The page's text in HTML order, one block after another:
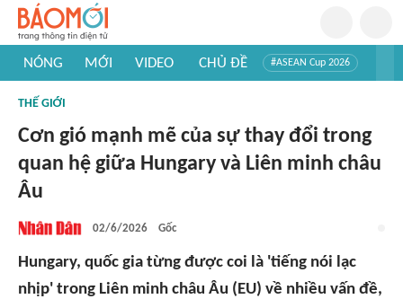
NÓNG MỚI VIDEO CHỦ ĐỀ #ASEAN Cup 2026
#Khám phá thế giới
THẾ GIỚI
Cơn gió mạnh mẽ của sự thay đổi trong
quan hệ giữa Hungary và Liên minh châu
Âu
02/6/2026 Gốc
Hungary, quốc gia từng được coi là 'tiếng nói lạc
nhịp' trong Liên minh châu Âu (EU) về nhiều vấn đề,